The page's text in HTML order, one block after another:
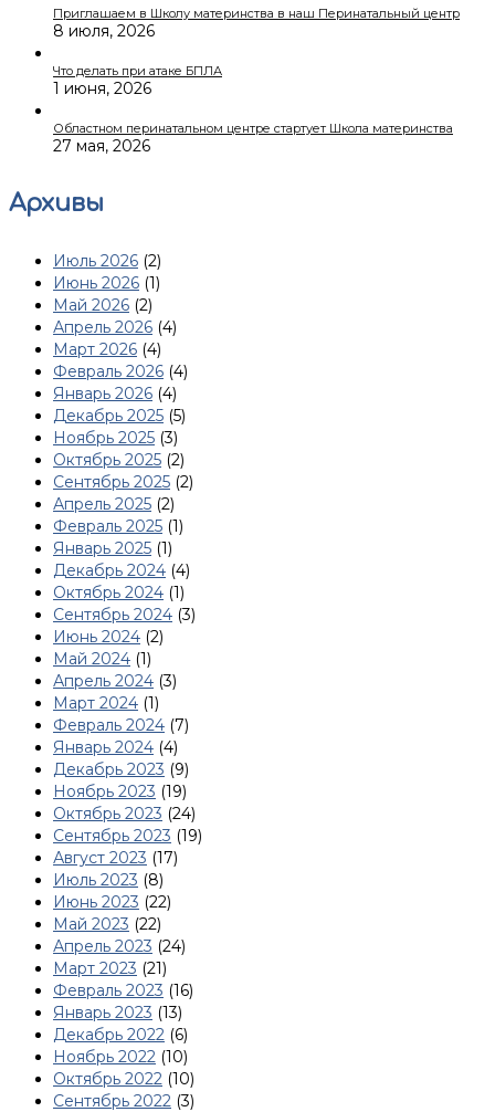
Приглашаем в Школу материнства в наш Перинатальный центр
8 июля, 2026
Что делать при атаке БПЛА
1 июня, 2026
Областном перинатальном центре стартует Школа материнства
27 мая, 2026
Архивы
Июль 2026 (2)
Июнь 2026 (1)
Май 2026 (2)
Апрель 2026 (4)
Март 2026 (4)
Февраль 2026 (4)
Январь 2026 (4)
Декабрь 2025 (5)
Ноябрь 2025 (3)
Октябрь 2025 (2)
Сентябрь 2025 (2)
Апрель 2025 (2)
Февраль 2025 (1)
Январь 2025 (1)
Декабрь 2024 (4)
Октябрь 2024 (1)
Сентябрь 2024 (3)
Июнь 2024 (2)
Май 2024 (1)
Апрель 2024 (3)
Март 2024 (1)
Февраль 2024 (7)
Январь 2024 (4)
Декабрь 2023 (9)
Ноябрь 2023 (19)
Октябрь 2023 (24)
Сентябрь 2023 (19)
Август 2023 (17)
Июль 2023 (8)
Июнь 2023 (22)
Май 2023 (22)
Апрель 2023 (24)
Март 2023 (21)
Февраль 2023 (16)
Январь 2023 (13)
Декабрь 2022 (6)
Ноябрь 2022 (10)
Октябрь 2022 (10)
Сентябрь 2022 (3)